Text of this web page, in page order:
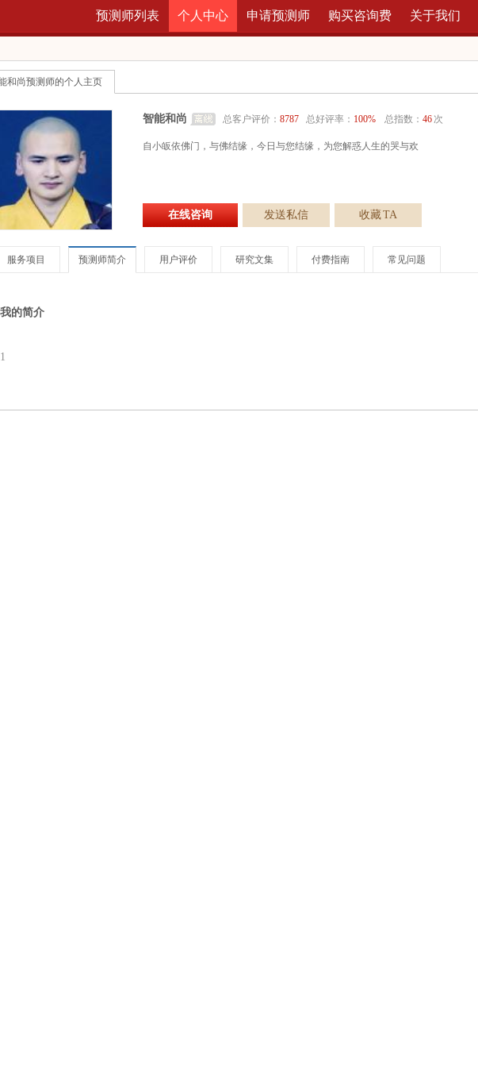
预测师列表 个人中心 申请预测师 购买咨询费 关于我们
和尚预测师的个人主页
智能和尚 总客户评价： 8787 总好评率： 100% 总指数： 46 次
自小皈依佛门，与佛结缘，今日与您结缘，为您解惑人生的哭与欢
在线咨询 发送私信 收藏TA
服务项目 预测师简介 用户评价 研究文集 付费指南 常见问题
我的简介
1